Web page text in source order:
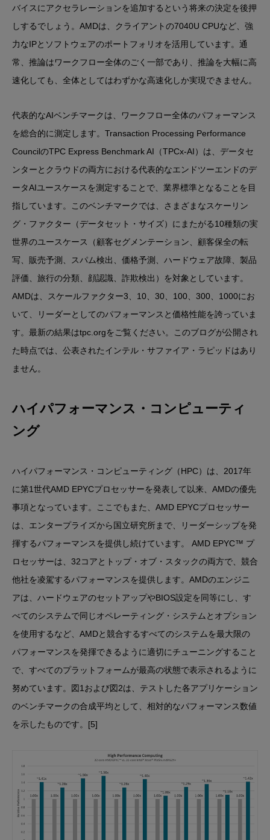
バイスにアクセラレーションを追加するという将来の決定を後押
しするでしょう。AMDは、クライアントの7040U CPUなど、強
力なIPとソフトウェアのポートフォリオを活用しています。通
常、推論はワークフロー全体のごく一部であり、推論を大幅に高
速化しても、全体としてはわずかな高速化しか実現できません。
代表的なAIベンチマークは、ワークフロー全体のパフォーマンス
を総合的に測定します。Transaction Processing Performance
CouncilのTPC Express Benchmark AI（TPCx-AI）は、データセ
ンターとクラウドの両方における代表的なエンドツーエンドのデ
ータAIユースケースを測定することで、業界標準となることを目
指しています。このベンチマークでは、さまざまなスケーリン
グ・ファクター（データセット・サイズ）にまたがる10種類の実
世界のユースケース（顧客セグメンテーション、顧客保全の転
写、販売予測、スパム検出、価格予測、ハードウェア故障、製品
評価、旅行の分類、顔認識、詐欺検出）を対象としています。
AMDは、スケールファクター3、10、30、100、300、1000にお
いて、リーダーとしてのパフォーマンスと価格性能を誇っていま
す。最新の結果はtpc.orgをご覧ください。このブログが公開され
た時点では、公表されたインテル・サファイア・ラピッドはあり
ません。
ハイパフォーマンス・コンピューティ
ング
ハイパフォーマンス・コンピューティング（HPC）は、2017年
に第1世代AMD EPYCプロセッサーを発表して以来、AMDの優先
事項となっています。ここでもまた、AMD EPYCプロセッサー
は、エンタープライズから国立研究所まで、リーダーシップを発
揮するパフォーマンスを提供し続けています。 AMD EPYC™ プ
ロセッサーは、32コアとトップ・オブ・スタックの両方で、競合
他社を凌駕するパフォーマンスを提供します。AMDのエンジニ
アは、ハードウェアのセットアップやBIOS設定を同等にし、す
べてのシステムで同じオペレーティング・システムとオプション
を使用するなど、AMDと競合するすべてのシステムを最大限の
パフォーマンスを発揮できるように適切にチューニングすること
で、すべてのプラットフォームが最高の状態で表示されるように
努めています。図1および図2は、テストした各アプリケーション
のベンチマークの合成平均として、相対的なパフォーマンス数値
を示したものです。[5]